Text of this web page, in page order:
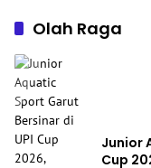
Olah Raga
Junior
Cup